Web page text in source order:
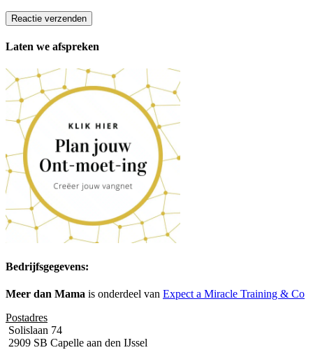
Reactie verzenden
Laten we afspreken
Bedrijfsgegevens:
Meer dan Mama is onderdeel van Expect a Miracle Training & Co
Postadres
Solislaan 74
2909 SB Capelle aan den IJssel